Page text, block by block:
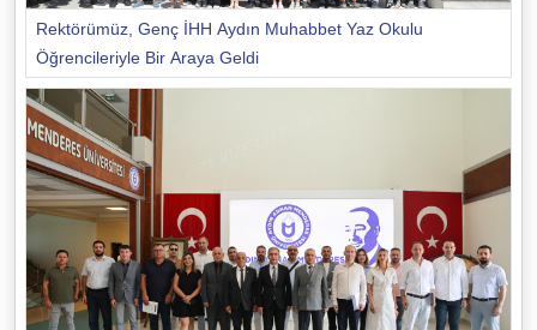
Rektörümüz, Genç İHH Aydın Muhabbet Yaz Okulu
Öğrencileriyle Bir Araya Geldi